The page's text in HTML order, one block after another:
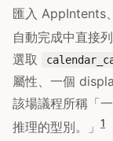
匯入 AppIntents
自動完成中直接
選取
屬性、一個
該場議程所稱「
推理的型別。」 1